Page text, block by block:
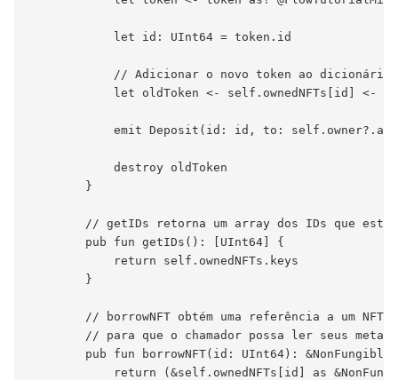
            let id: UInt64 = token.id
// Adicionar o novo token ao dicionário
let oldToken <- self.ownedNFTs[id] <-
emit Deposit(id: id, to:
            destroy oldToken
        }
// getIDs retorna um array dos IDs que
        pub fun getIDs(): [UInt64] {
            return self.ownedNFTs.keys
        }
// borrowNFT obtém uma referência a um NFT
// para que o chamador possa ler seus
pub fun borrowNFT(id: UInt64):
return (&self.ownedNFTs[id] as